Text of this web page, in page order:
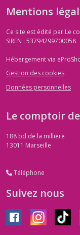
Mentions
Ce site est édité par Le
SIREN : 53794299700058
Hébergement via
Gestion des cookies
Données personnelles
Le comptoir
188 bd de la milliere
13011 Marseille
Téléphone
Suivez nous